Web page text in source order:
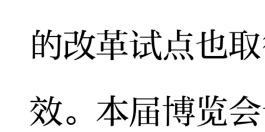
的改革试点也
效。本届博览